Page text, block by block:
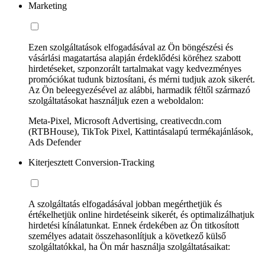
Marketing
Ezen szolgáltatások elfogadásával az Ön böngészési és
vásárlási magatartása alapján érdeklődési köréhez szabott
hirdetéseket, szponzorált tartalmakat vagy kedvezményes
promóciókat tudunk biztosítani, és mérni tudjuk azok sikerét.
Az Ön beleegyezésével az alábbi, harmadik féltől származó
szolgáltatásokat használjuk ezen a weboldalon:
Meta-Pixel, Microsoft Advertising, creativecdn.com
(RTBHouse), TikTok Pixel, Kattintásalapú termékajánlások,
Ads Defender
Kiterjesztett Conversion-Tracking
A szolgáltatás elfogadásával jobban megérthetjük és
értékelhetjük online hirdetéseink sikerét, és optimalizálhatjuk
hirdetési kínálatunkat. Ennek érdekében az Ön titkosított
személyes adatait összehasonlítjuk a következő külső
szolgáltatókkal, ha Ön már használja szolgáltatásaikat: